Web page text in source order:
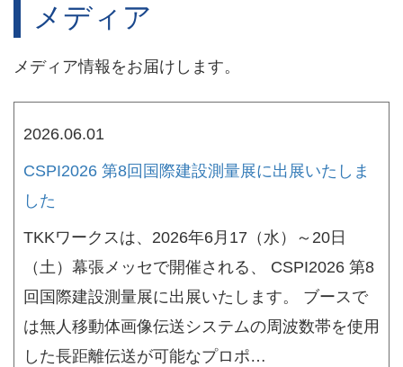
メディア
メディア情報をお届けします。
2026.06.01
CSPI2026 第8回国際建設測量展に出展いたしま
した
TKKワークスは、2026年6月17（水）～20日
（土）幕張メッセで開催される、 CSPI2026 第8
回国際建設測量展に出展いたします。 ブースで
は無人移動体画像伝送システムの周波数帯を使用
した長距離伝送が可能なプロポ…